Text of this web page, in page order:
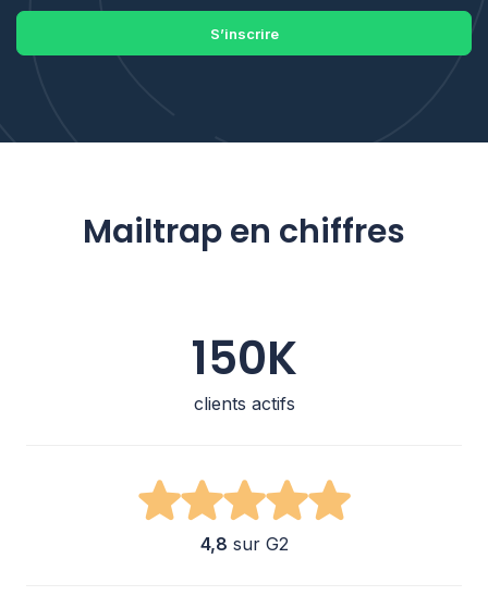
S’inscrire
Mailtrap en chiffres
150K
clients actifs
4,8 sur G2